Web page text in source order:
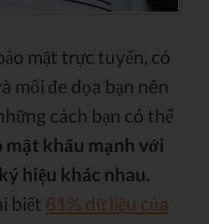
mật trực tuyến, có
mối đe dọa bạn nên
cách bạn có thể
mật khẩu mạnh với
hiệu khác nhau.
biết 81% dữ liệu của